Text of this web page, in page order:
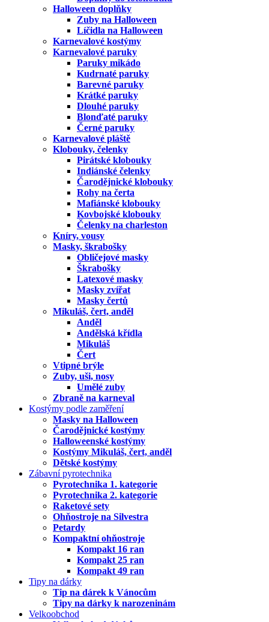
Halloween doplňky
Zuby na Halloween
Líčidla na Halloween
Karnevalové kostýmy
Karnevalové paruky
Paruky mikádo
Kudrnaté paruky
Barevné paruky
Krátké paruky
Dlouhé paruky
Blonďaté paruky
Černé paruky
Karnevalové pláště
Klobouky, čelenky
Pirátské klobouky
Indiánské čelenky
Čarodějnické klobouky
Rohy na čerta
Mafiánské klobouky
Kovbojské klobouky
Čelenky na charleston
Kníry, vousy
Masky, škrabošky
Obličejové masky
Škrabošky
Latexové masky
Masky zvířat
Masky čertů
Mikuláš, čert, anděl
Anděl
Andělská křídla
Mikuláš
Čert
Vtipné brýle
Zuby, uši, nosy
Umělé zuby
Zbraně na karneval
Kostýmy podle zaměření
Masky na Halloween
Čarodějnické kostýmy
Halloweenské kostýmy
Kostýmy Mikuláš, čert, anděl
Dětské kostýmy
Zábavní pyrotechnika
Pyrotechnika 1. kategorie
Pyrotechnika 2. kategorie
Raketové sety
Ohňostroje na Silvestra
Petardy
Kompaktní ohňostroje
Kompakt 16 ran
Kompakt 25 ran
Kompakt 49 ran
Tipy na dárky
Tip na dárek k Vánocům
Tipy na dárky k narozeninám
Velkoobchod